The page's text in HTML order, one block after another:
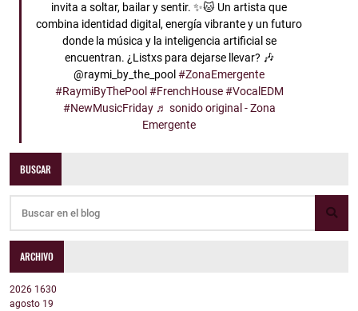
invita a soltar, bailar y sentir. ✨🐱 Un artista que
combina identidad digital, energía vibrante y un futuro
donde la música y la inteligencia artificial se
encuentran. ¿Listxs para dejarse llevar? 🎶
@raymi_by_the_pool#ZonaEmergente
#RaymiByThePool #FrenchHouse #VocalEDM
#NewMusicFriday ♬ sonido original - Zona
Emergente
BUSCAR
ARCHIVO
2026 1630
agosto 19